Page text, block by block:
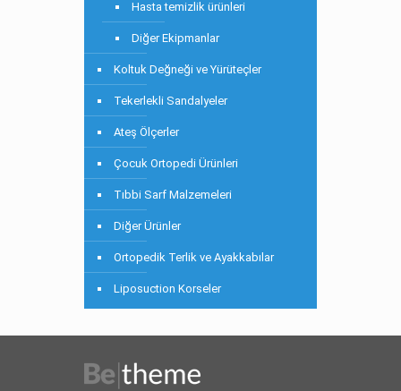
Hasta temizlik ürünleri
Diğer Ekipmanlar
Koltuk Değneği ve Yürüteçler
Tekerlekli Sandalyeler
Ateş Ölçerler
Çocuk Ortopedi Ürünleri
Tıbbi Sarf Malzemeleri
Diğer Ürünler
Ortopedik Terlik ve Ayakkabılar
Liposuction Korseler